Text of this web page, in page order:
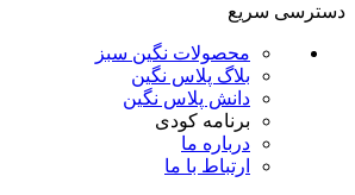
محصولات نگین سبز
بلاگ پلاس نگین
دانش پلاس نگین
برنامه کودی
درباره ما
ارتباط با ما
همراه ما باشید: